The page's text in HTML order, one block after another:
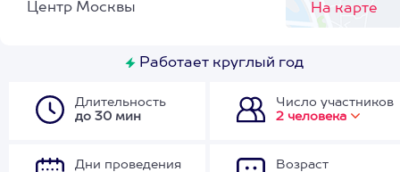
На карте
Центр Москвы
Работает круглый год
Длительность
до 30 мин
Число участников
2 человека
Дни проведения
Возраст